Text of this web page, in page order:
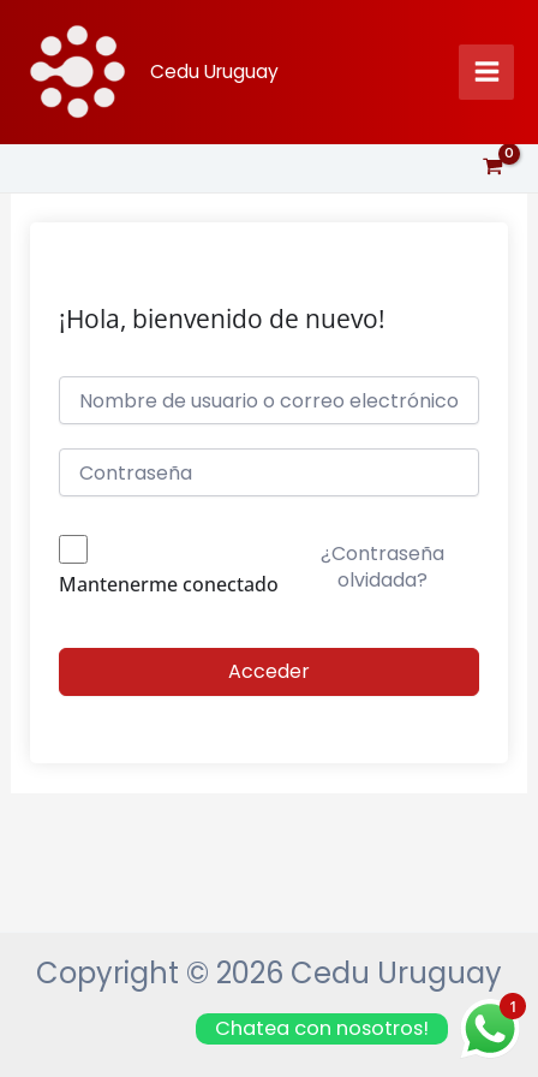
contenido
Cedu Uruguay
¡Hola, bienvenido de nuevo!
Mantenerme conectado
¿Contraseña
olvidada?
Acceder
Copyright © 2026 Cedu Uruguay
1
Chatea con nosotros!